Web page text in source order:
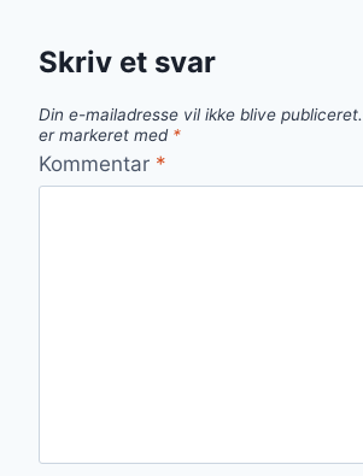
Skriv et svar
Din e-mailadresse vil ikke blive publiceret.
er markeret med *
Kommentar *